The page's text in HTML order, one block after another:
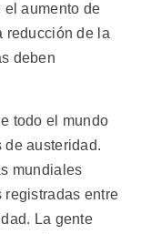
aumento de
reducción de la
deben
todo el mundo
de austeridad.
mundiales
registradas entre
La gente